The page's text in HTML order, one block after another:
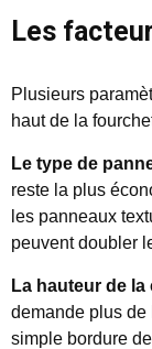
Les
Plusieurs
haut de la
Le type de
reste la plus
les panneaux
peuvent doubler
La hauteur de la
demande plus de
simple bordure